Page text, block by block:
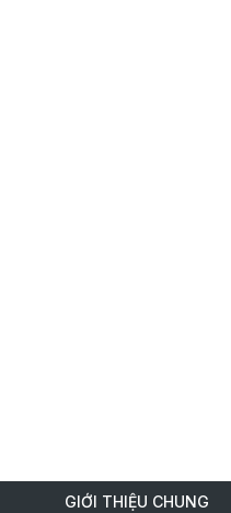
GIỚI THIỆU CHUNG